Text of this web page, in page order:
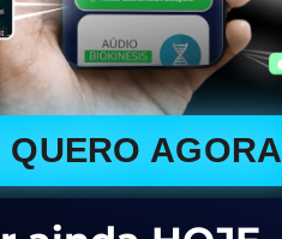
QUERO AGORA